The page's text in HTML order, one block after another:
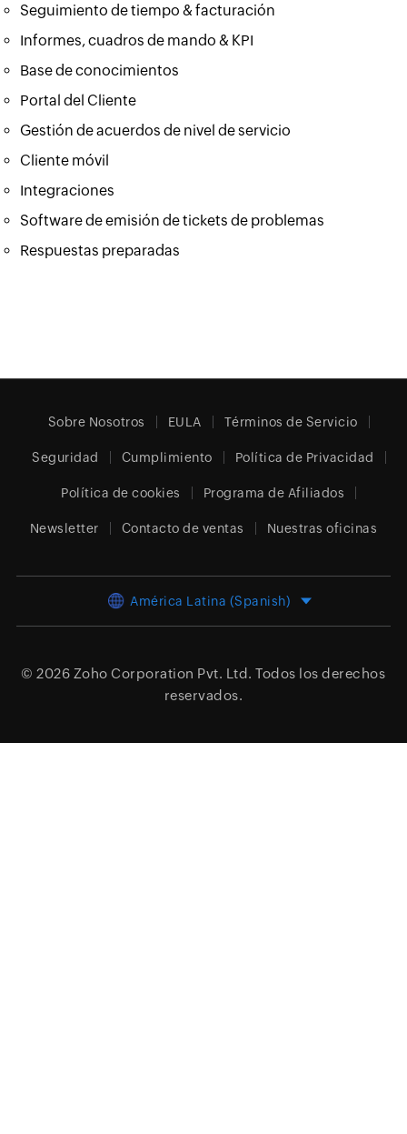
Seguimiento de tiempo & facturación
Informes, cuadros de mando & KPI
Base de conocimientos
Portal del Cliente
Gestión de acuerdos de nivel de servicio
Cliente móvil
Integraciones
Software de emisión de tickets de problemas
Respuestas preparadas
Sobre Nosotros EULA Términos de Servicio
Seguridad Cumplimiento Política de Privacidad
Política de cookies Programa de Afiliados
Newsletter Contacto de ventas Nuestras oficinas
América Latina (Spanish)
© 2026 Zoho Corporation Pvt. Ltd. Todos los derechos
reservados.